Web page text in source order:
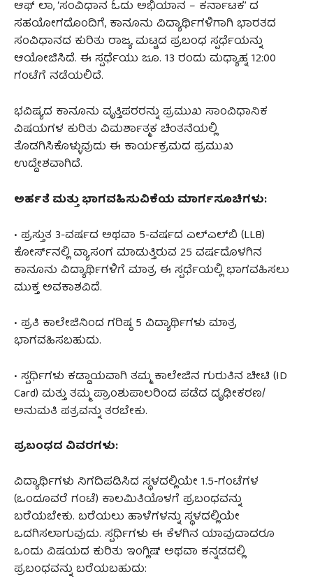
ಆಫ್ ಲಾ, ‘ಸಂವಿಧಾನ ಓದು ಅಭಿಯಾನ – ಕರ್ನಾಟಕ’ ದ
ಸಹಯೋಗದೊಂದಿಗೆ, ಕಾನೂನು ವಿದ್ಯಾರ್ಥಿಗಳಿಗಾಗಿ ಭಾರತದ
ಸಂವಿಧಾನದ ಕುರಿತು ರಾಜ್ಯ ಮಟ್ಟದ ಪ್ರಬಂಧ ಸ್ಪರ್ಧೆಯನ್ನು
ಆಯೋಜಿಸಿದೆ. ಈ ಸ್ಪರ್ಧೆಯು ಜೂ. 13 ರಂದು ಮಧ್ಯಾಹ್ನ 12:00
ಗಂಟೆಗೆ ನಡೆಯಲಿದೆ.
ಭವಿಷ್ಯದ ಕಾನೂನು ವೃತ್ತಿಪರರನ್ನು ಪ್ರಮುಖ ಸಾಂವಿಧಾನಿಕ
ವಿಷಯಗಳ ಕುರಿತು ವಿಮರ್ಶಾತ್ಮಕ ಚಿಂತನೆಯಲ್ಲಿ
ತೊಡಗಿಸಿಕೊಳ್ಳುವುದು ಈ ಕಾರ್ಯಕ್ರಮದ ಪ್ರಮುಖ
ಉದ್ದೇಶವಾಗಿದೆ.
ಅರ್ಹತೆ ಮತ್ತು ಭಾಗವಹಿಸುವಿಕೆಯ ಮಾರ್ಗಸೂಚಿಗಳು:
• ಪ್ರಸ್ತುತ 3-ವರ್ಷದ ಅಥವಾ 5-ವರ್ಷದ ಎಲ್‌ಎಲ್‌ಬಿ (LLB)
ಕೋರ್ಸ್‌ನಲ್ಲಿ ವ್ಯಾಸಂಗ ಮಾಡುತ್ತಿರುವ 25 ವರ್ಷದೊಳಗಿನ
ಕಾನೂನು ವಿದ್ಯಾರ್ಥಿಗಳಿಗೆ ಮಾತ್ರ ಈ ಸ್ಪರ್ಧೆಯಲ್ಲಿ ಭಾಗವಹಿಸಲು
ಮುಕ್ತ ಅವಕಾಶವಿದೆ.
• ಪ್ರತಿ ಕಾಲೇಜಿನಿಂದ ಗರಿಷ್ಠ 5 ವಿದ್ಯಾರ್ಥಿಗಳು ಮಾತ್ರ
ಭಾಗವಹಿಸಬಹುದು.
• ಸ್ಪರ್ಧಿಗಳು ಕಡ್ಡಾಯವಾಗಿ ತಮ್ಮ ಕಾಲೇಜಿನ ಗುರುತಿನ ಚೀಟಿ (ID
Card) ಮತ್ತು ತಮ್ಮ ಪ್ರಾಂಶುಪಾಲರಿಂದ ಪಡೆದ ದೃಢೀಕರಣ/
ಅನುಮತಿ ಪತ್ರವನ್ನು ತರಬೇಕು.
ಪ್ರಬಂಧದ ವಿವರಗಳು:
ವಿದ್ಯಾರ್ಥಿಗಳು ನಿಗದಿಪಡಿಸಿದ ಸ್ಥಳದಲ್ಲಿಯೇ 1.5-ಗಂಟೆಗಳ
(ಒಂದೂವರೆ ಗಂಟೆ) ಕಾಲಮಿತಿಯೊಳಗೆ ಪ್ರಬಂಧವನ್ನು
ಬರೆಯಬೇಕು. ಬರೆಯಲು ಹಾಳೆಗಳನ್ನು ಸ್ಥಳದಲ್ಲಿಯೇ
ಒದಗಿಸಲಾಗುವುದು. ಸ್ಪರ್ಧಿಗಳು ಈ ಕೆಳಗಿನ ಯಾವುದಾದರೂ
ಒಂದು ವಿಷಯದ ಕುರಿತು ಇಂಗ್ಲಿಷ್ ಅಥವಾ ಕನ್ನಡದಲ್ಲಿ
ಪ್ರಬಂಧವನ್ನು ಬರೆಯಬಹುದು: